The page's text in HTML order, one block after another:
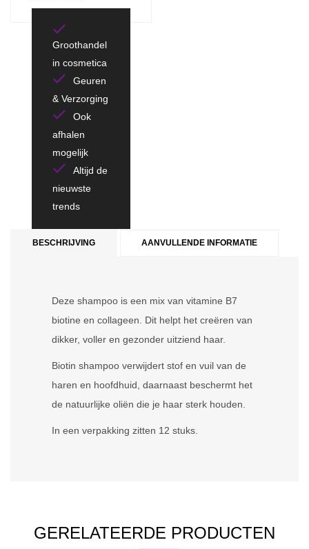
Groothandel
in cosmetica
Geuren
& Verzorging
Ook
afhalen
mogelijk
Altijd de
nieuwste
trends
BESCHRIJVING AANVULLENDE INFORMATIE
Deze shampoo is een mix van vitamine B7
biotine en collageen. Dit helpt het creëren van
dikker, voller en gezonder uitziend haar.
Biotin shampoo verwijdert stof en vuil van de
haren en hoofdhuid, daarnaast beschermt het
de natuurlijke oliën die je haar sterk houden.
In een verpakking zitten 12 stuks.
GERELATEERDE PRODUCTEN